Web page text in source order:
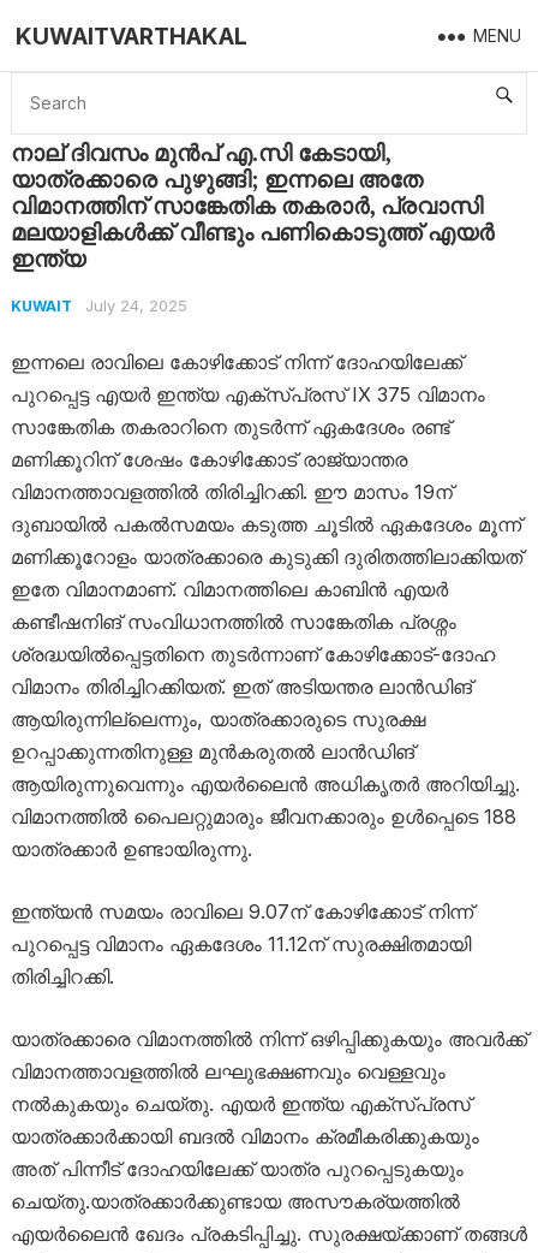
KUWAITVARTHAKAL MENU
Home Kuwait നാല് ദിവസം മുൻപ് എ.സി കേടായി, യാത്രക്കാരെ പുഴുങ്ങി; ഇന്നലെ അതേ വിമാനത്തിന് സാങ്കേതിക തകരാർ, പ്രവാസി മലയാളികൾക്ക് വീണ്ടും പണികൊടുത്ത് എയർ ഇന്ത്യ
നാല് ദിവസം മുൻപ് എ.സി കേടായി,
യാത്രക്കാരെ പുഴുങ്ങി; ഇന്നലെ അതേ
വിമാനത്തിന് സാങ്കേതിക തകരാർ, പ്രവാസി
മലയാളികൾക്ക് വീണ്ടും പണികൊടുത്ത് എയർ
ഇന്ത്യ
KUWAIT July 24, 2025
ഇന്നലെ രാവിലെ കോഴിക്കോട് നിന്ന് ദോഹയിലേക്ക്
പുറപ്പെട്ട എയർ ഇന്ത്യ എക്സ്പ്രസ് IX 375 വിമാനം
സാങ്കേതിക തകരാറിനെ തുടർന്ന് ഏകദേശം രണ്ട്
മണിക്കൂറിന് ശേഷം കോഴിക്കോട് രാജ്യാന്തര
വിമാനത്താവളത്തിൽ തിരിച്ചിറക്കി. ഈ മാസം 19ന്
ദുബായിൽ പകൽസമയം കടുത്ത ചൂടിൽ ഏകദേശം മൂന്ന്
മണിക്കൂറോളം യാത്രക്കാരെ കുടുക്കി ദുരിതത്തിലാക്കിയത്
ഇതേ വിമാനമാണ്. വിമാനത്തിലെ കാബിൻ എയർ
കണ്ടീഷനിങ് സംവിധാനത്തിൽ സാങ്കേതിക പ്രശ്നം
ശ്രദ്ധയിൽപ്പെട്ടതിനെ തുടർന്നാണ് കോഴിക്കോട്-ദോഹ
വിമാനം തിരിച്ചിറക്കിയത്. ഇത് അടിയന്തര ലാൻഡിങ്
ആയിരുന്നില്ലെന്നും, യാത്രക്കാരുടെ സുരക്ഷ
ഉറപ്പാക്കുന്നതിനുള്ള മുൻകരുതൽ ലാൻഡിങ്
ആയിരുന്നുവെന്നും എയർലൈൻ അധികൃതർ അറിയിച്ചു.
വിമാനത്തിൽ പൈലറ്റുമാരും ജീവനക്കാരും ഉൾപ്പെടെ 188
യാത്രക്കാർ ഉണ്ടായിരുന്നു.
ഇന്ത്യൻ സമയം രാവിലെ 9.07ന് കോഴിക്കോട് നിന്ന്
പുറപ്പെട്ട വിമാനം ഏകദേശം 11.12ന് സുരക്ഷിതമായി
തിരിച്ചിറക്കി.
യാത്രക്കാരെ വിമാനത്തിൽ നിന്ന് ഒഴിപ്പിക്കുകയും അവർക്ക്
വിമാനത്താവളത്തിൽ ലഘുഭക്ഷണവും വെള്ളവും
നൽകുകയും ചെയ്തു. എയർ ഇന്ത്യ എക്സ്പ്രസ്
യാത്രക്കാർക്കായി ബദൽ വിമാനം ക്രമീകരിക്കുകയും
അത് പിന്നീട് ദോഹയിലേക്ക് യാത്ര പുറപ്പെടുകയും
ചെയ്തു.യാത്രക്കാർക്കുണ്ടായ അസൗകര്യത്തിൽ
എയർലൈൻ ഖേദം പ്രകടിപ്പിച്ചു. സുരക്ഷയ്ക്കാണ് തങ്ങൾ